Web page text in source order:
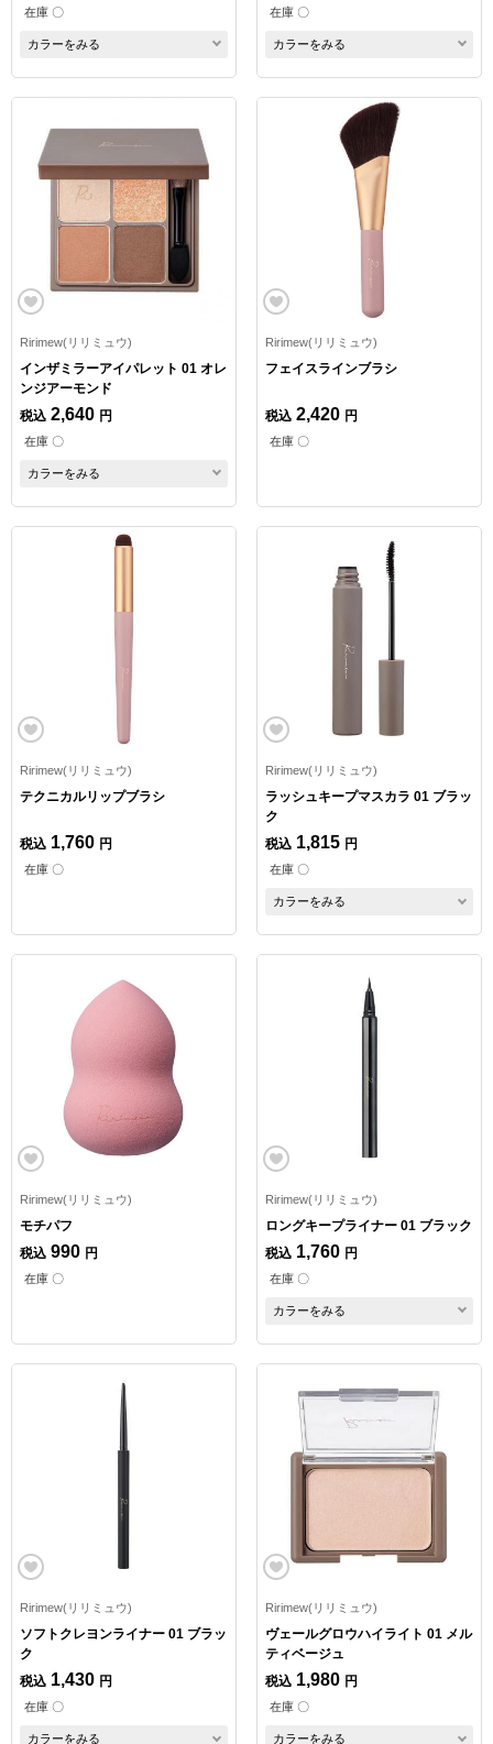
在庫 〇
カラーをみる
在庫 〇
カラーをみる
Ririmew(リリミュウ)
インザミラーアイパレット 01 オレ
ンジアーモンド
税込 2,640 円
在庫 〇
カラーをみる
Ririmew(リリミュウ)
フェイスラインブラシ
税込 2,420 円
在庫 〇
Ririmew(リリミュウ)
テクニカルリップブラシ
税込 1,760 円
在庫 〇
Ririmew(リリミュウ)
ラッシュキープマスカラ 01 ブラッ
ク
税込 1,815 円
在庫 〇
カラーをみる
Ririmew(リリミュウ)
モチパフ
税込 990 円
在庫 〇
Ririmew(リリミュウ)
ロングキープライナー 01 ブラック
税込 1,760 円
在庫 〇
カラーをみる
Ririmew(リリミュウ)
ソフトクレヨンライナー 01 ブラッ
ク
税込 1,430 円
在庫 〇
カラーをみる
Ririmew(リリミュウ)
ヴェールグロウハイライト 01 メル
ティベージュ
税込 1,980 円
在庫 〇
カラーをみる